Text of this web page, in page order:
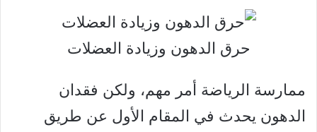
حرق الدهون وزيادة العضلات
ممارسة الرياضة أمر مهم، ولكن فقدان
الدهون يحدث في المقام الأول عن طريق